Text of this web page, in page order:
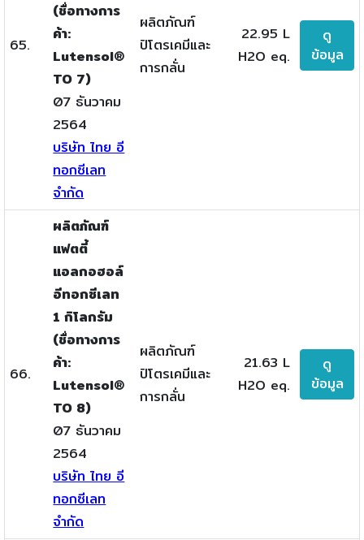
65.
(ชื่อทางการ
ค้า:
Lutensol®
TO 7)
07 ธันวาคม
2564
บริษัท ไทย อี
ทอกซีเลท
จำกัด
ผลิตภัณฑ์
ปิโตรเคมีและ
การกลั่น
22.95 L
H2O eq.
ดู
ข้อมูล
66.
ผลิตภัณฑ์
แฟตตี้
แอลกอฮอล์
อีทอกซีเลท
1 กิโลกรัม
(ชื่อทางการ
ค้า:
Lutensol®
TO 8)
07 ธันวาคม
2564
บริษัท ไทย อี
ทอกซีเลท
จำกัด
ผลิตภัณฑ์
ปิโตรเคมีและ
การกลั่น
21.63 L
H2O eq.
ดู
ข้อมูล